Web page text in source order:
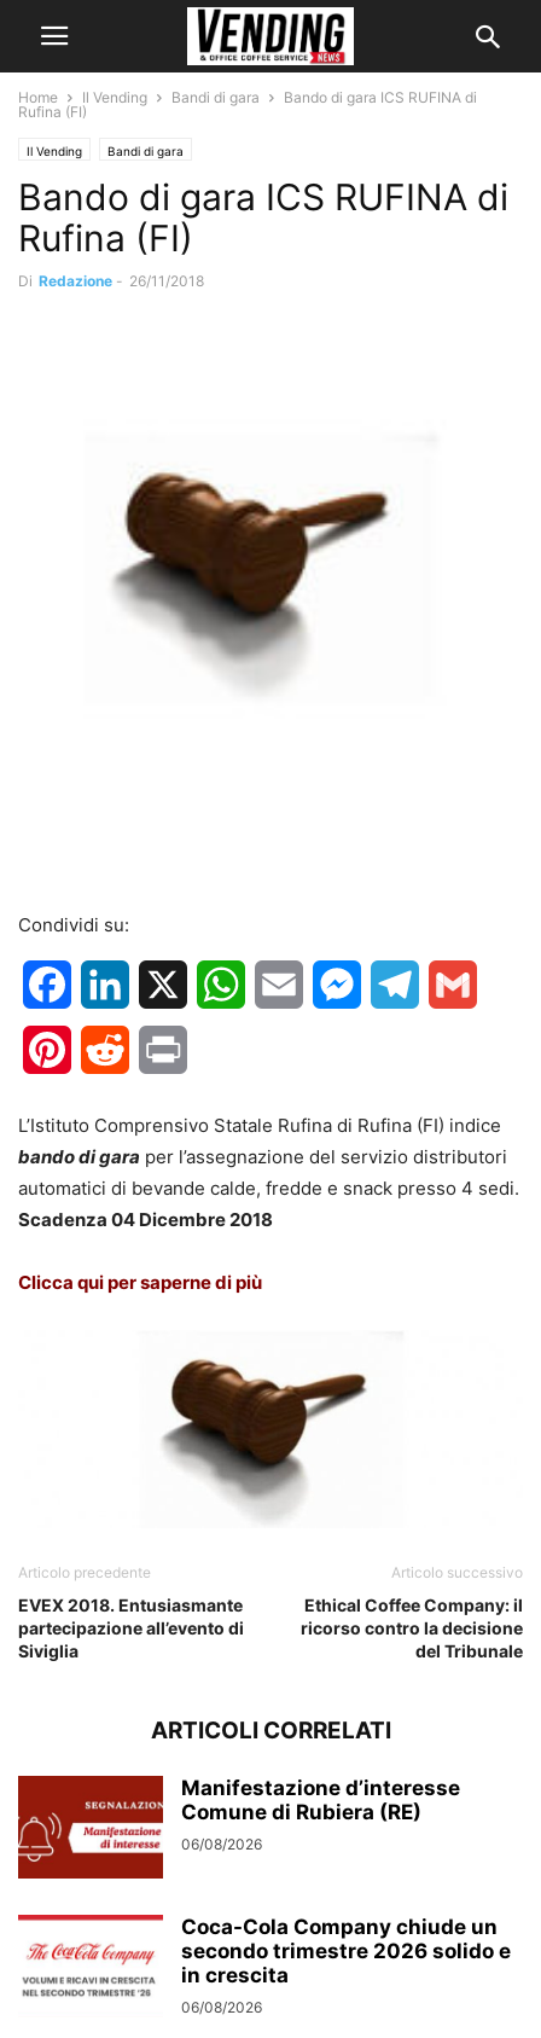
Home Il Vending Bandi di gara
Bando di gara ICS RUFINA di
Rufina (FI)
Il Vending Bandi di gara
Bando di gara ICS RUFINA di
Rufina (FI)
Di Redazione - 26/11/2018
Condividi su:
FacebookLinkedIn WhatsApp
Email MessengerTelegram
PinterestReddit
L’Istituto Comprensivo Statale Rufina di Rufina (FI) indice
bando di gara per l’assegnazione del servizio distributori
automatici di bevande calde, fredde e snack presso 4 sedi.
Scadenza 04 Dicembre 2018
Clicca qui per saperne di più
Articolo precedente
EVEX 2018. Entusiasmante
partecipazione all’evento di
Siviglia
Articolo successivo
Ethical Coffee Company: il
ricorso contro la decisione
del Tribunale
ARTICOLI CORRELATI
Manifestazione d’interesse
Comune di Rubiera (RE)
06/08/2026
Coca-Cola Company chiude un
secondo trimestre 2026 solido e
in crescita
06/08/2026